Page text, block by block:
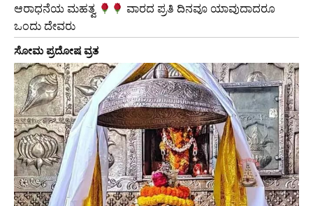
ಆರಾಧನೆಯ ಮಹತ್ವ
ವಾರದ ಪ್ರತಿ ದಿನವೂ ಯಾವುದಾದರೂ
ಒಂದು ದೇವರು
ಸೋಮ ಪ್ರದೋಷ ವ್ರತ